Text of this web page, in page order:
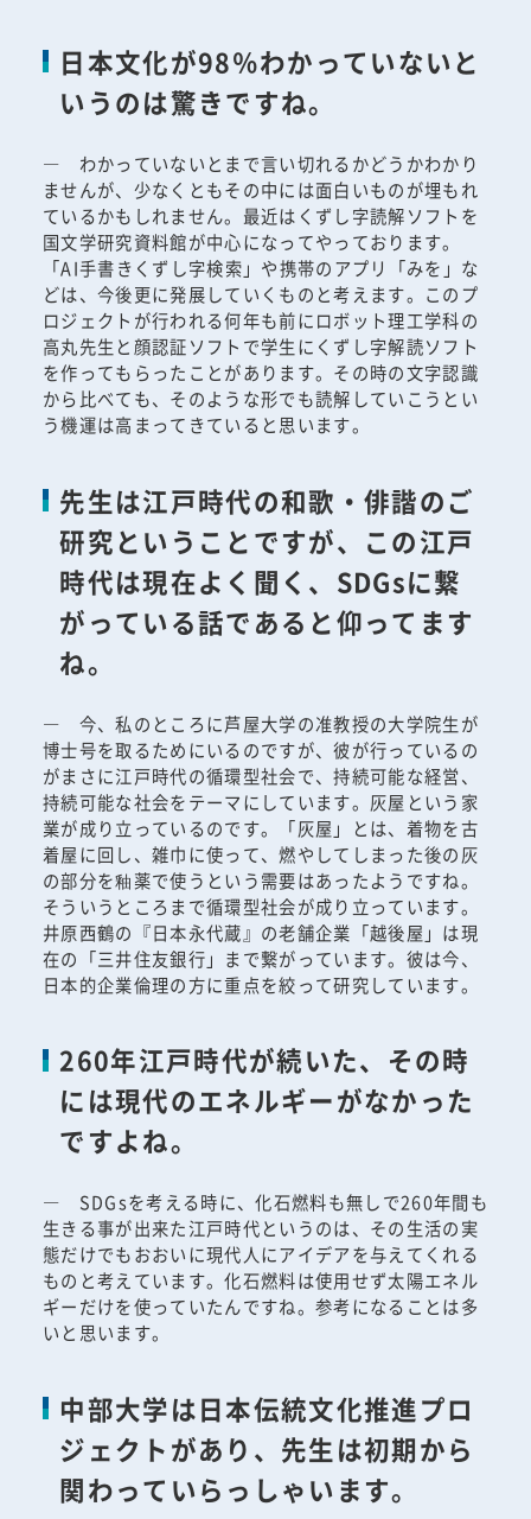
日本文化が98％わかっていないと
いうのは驚きですね。
― わかっていないとまで言い切れるかどうかわかり
ませんが、少なくともその中には面白いものが埋もれ
ているかもしれません。最近はくずし字読解ソフトを
国文学研究資料館が中心になってやっております。
「AI手書きくずし字検索」や携帯のアプリ「みを」な
どは、今後更に発展していくものと考えます。このプ
ロジェクトが行われる何年も前にロボット理工学科の
高丸先生と顔認証ソフトで学生にくずし字解読ソフト
を作ってもらったことがあります。その時の文字認識
から比べても、そのような形でも読解していこうとい
う機運は高まってきていると思います。
先生は江戸時代の和歌・俳諧のご
研究ということですが、この江戸
時代は現在よく聞く、SDGsに繋
がっている話であると仰ってます
ね。
― 今、私のところに芦屋大学の准教授の大学院生が
博士号を取るためにいるのですが、彼が行っているの
がまさに江戸時代の循環型社会で、持続可能な経営、
持続可能な社会をテーマにしています。灰屋という家
業が成り立っているのです。「灰屋」とは、着物を古
着屋に回し、雑巾に使って、燃やしてしまった後の灰
の部分を釉薬で使うという需要はあったようですね。
そういうところまで循環型社会が成り立っています。
井原西鶴の『日本永代蔵』の老舗企業「越後屋」は現
在の「三井住友銀行」まで繋がっています。彼は今、
日本的企業倫理の方に重点を絞って研究しています。
260年江戸時代が続いた、その時
には現代のエネルギーがなかった
ですよね。
― SDGsを考える時に、化石燃料も無しで260年間も
生きる事が出来た江戸時代というのは、その生活の実
態だけでもおおいに現代人にアイデアを与えてくれる
ものと考えています。化石燃料は使用せず太陽エネル
ギーだけを使っていたんですね。参考になることは多
いと思います。
中部大学は日本伝統文化推進プロ
ジェクトがあり、先生は初期から
関わっていらっしゃいます。